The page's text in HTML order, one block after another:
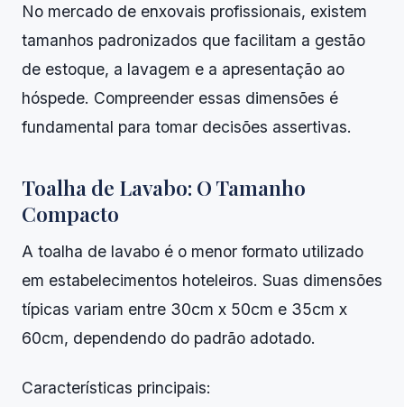
No mercado de enxovais profissionais, existem
tamanhos padronizados que facilitam a gestão
de estoque, a lavagem e a apresentação ao
hóspede. Compreender essas dimensões é
fundamental para tomar decisões assertivas.
Toalha de Lavabo: O Tamanho
Compacto
A toalha de lavabo é o menor formato utilizado
em estabelecimentos hoteleiros. Suas dimensões
típicas variam entre 30cm x 50cm e 35cm x
60cm, dependendo do padrão adotado.
Características principais: